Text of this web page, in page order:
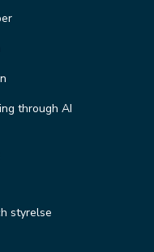
through AI
styrelse